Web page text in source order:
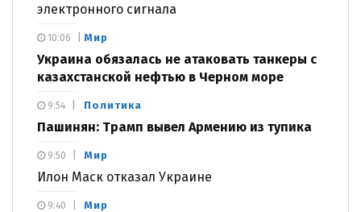
электронного сигнала
Мир
Украина обязалась не атаковать танкеры с
казахстанской нефтью в Черном море
10:06
Политика
Пашинян: Трамп вывел Армению из тупика
9:54
Мир
Илон Маск отказал Украине
9:50
Мир
9:40